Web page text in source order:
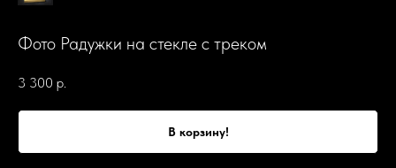
Фото Радужки на стекле с треком
3 300 р.
В корзину!